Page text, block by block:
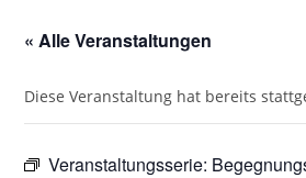
« Alle Veranstaltungen
Diese Veranstaltung hat bereits
Veranstaltungsserie: